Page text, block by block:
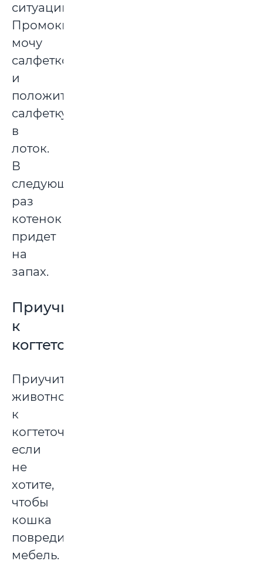
ситуацию.
Промокните
мочу
салфеткой,
и
положите
салфетку
в
лоток.
В
следующий
раз
котенок
придет
на
запах.
Приучить
к
когтеточке
Приучите
животное
к
когтеточке,
если
не
хотите,
чтобы
кошка
повредила
мебель.